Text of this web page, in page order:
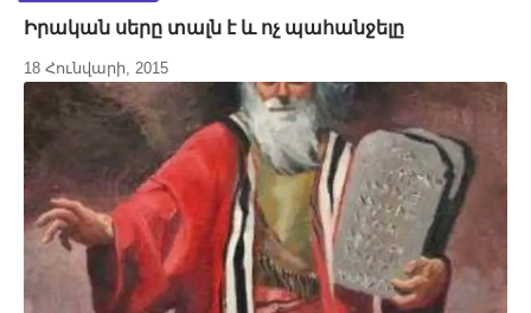
Իրական սերը տալն է և ոչ պահանջելը
18 Հունվարի, 2015